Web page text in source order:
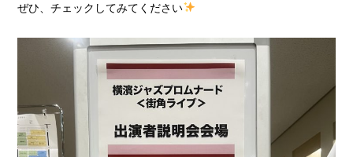
ぜひ、チェックしてみてください